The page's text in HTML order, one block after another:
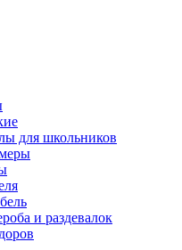
для школьников
и раздевалок